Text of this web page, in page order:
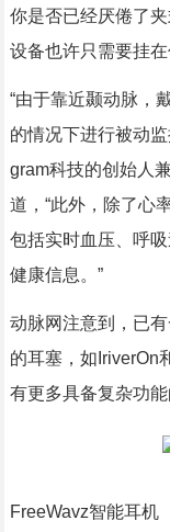
你是否已经厌倦了
设备也许只需要挂在
“由于靠近颞动脉，
的情况下进行被动
gram科技的创始人
道，“此外，除了心
包括实时血压、呼
健康信息。”
动脉网注意到，已
的耳塞，如IriverOn
有更多具备复杂功能
FreeWavz智能耳机